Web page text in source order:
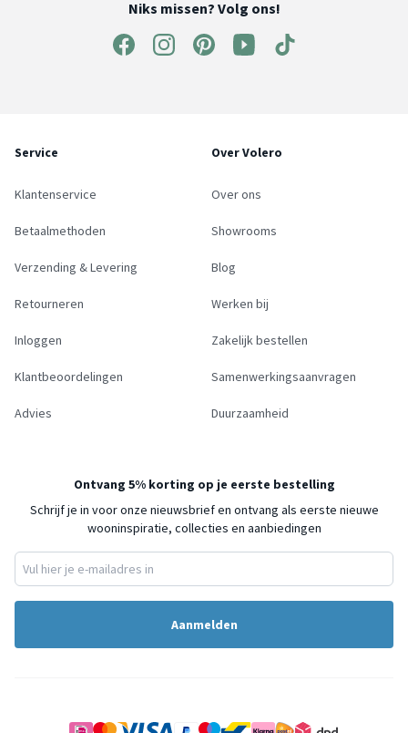
Niks missen? Volg ons!
Service
Klantenservice
Betaalmethoden
Verzending & Levering
Retourneren
Inloggen
Klantbeoordelingen
Advies
Over Volero
Over ons
Showrooms
Blog
Werken bij
Zakelijk bestellen
Samenwerkingsaanvragen
Duurzaamheid
Ontvang 5% korting op je eerste bestelling
Schrijf je in voor onze nieuwsbrief en ontvang als eerste nieuwe
wooninspiratie, collecties en aanbiedingen
Aanmelden